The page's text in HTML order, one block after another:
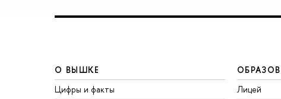
О ВЫШКЕ
Цифры и факты
Лицей